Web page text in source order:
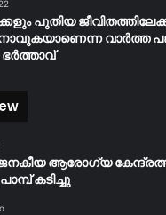
പുതിയ
വാർത്ത
ആരോഗ്യ
കടിച്ചു